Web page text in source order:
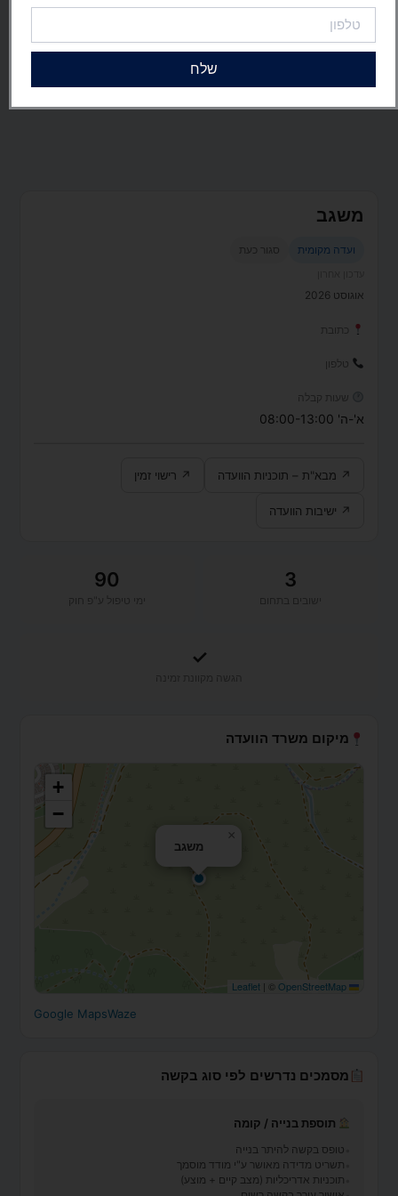
משגב
ועדה מקומית סגור כעת
אוגוסט 2026
כתובת
טלפון
שעות קבלה
א'-ה' 08:00-13:00
↗ מבא"ת – תוכניות הוועדה ↗ רישוי זמין
↗ ישיבות הוועדה
3
90
✓
מיקום משרד הוועדה
משגב
×
+
−
Leaflet
| ©OpenStreetMap
Waze
Google Maps
מסמכים נדרשים לפי סוג בקשה
תוספת בנייה / קומה
טופס בקשה להיתר בנייה
תשריט מדידה מאושר ע"י מודד מוסמך
תוכניות אדריכליות (מצב קיים + מוצע)
שלח